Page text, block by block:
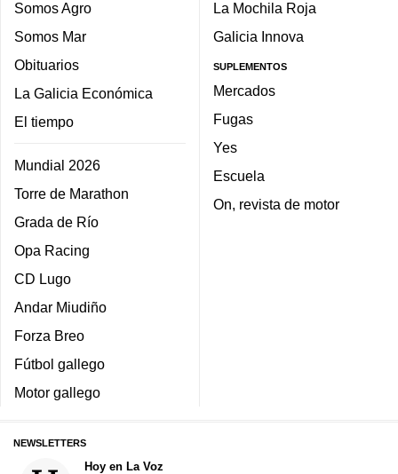
Somos Agro
Somos Mar
Obituarios
La Galicia Económica
El tiempo
Mundial 2026
Torre de Marathon
Grada de Río
Opa Racing
CD Lugo
Andar Miudiño
Forza Breo
Fútbol gallego
Motor gallego
La Mochila Roja
Galicia Innova
SUPLEMENTOS
Mercados
Fugas
Yes
Escuela
On, revista de motor
NEWSLETTERS
Hoy en La Voz